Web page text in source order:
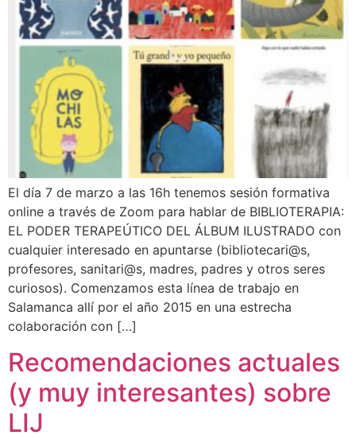
El día 7 de marzo a las 16h tenemos sesión formativa
online a través de Zoom para hablar de BIBLIOTERAPIA:
EL PODER TERAPEÚTICO DEL ÁLBUM ILUSTRADO con
cualquier interesado en apuntarse (bibliotecari@s,
profesores, sanitari@s, madres, padres y otros seres
curiosos). Comenzamos esta línea de trabajo en
Salamanca allí por el año 2015 en una estrecha
colaboración con […]
Recomendaciones actuales
(y muy interesantes) sobre
LIJ